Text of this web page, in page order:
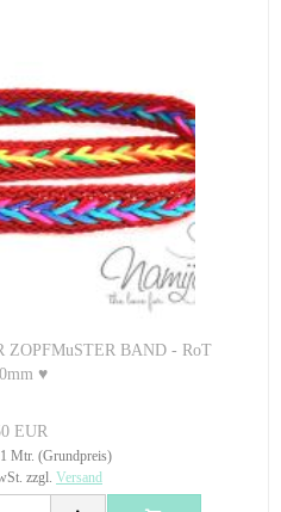
ZOPFMuSTER BAND - RoT
♥
EUR
Mtr. (Grundpreis)
zzgl. Versand